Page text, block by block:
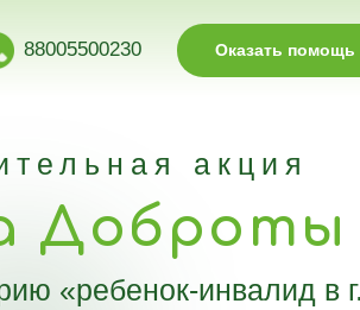
Оказать помощь
88005500230
акция
Доброты
«ребенок-инвалид в